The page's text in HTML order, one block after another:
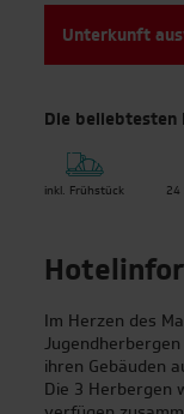
Berlin
Unterkunft
Die beliebtesten
inkl. Frühstück 24
Im Herzen des
Jugendherbergen
ihren Gebäuden
Die 3 Herbergen